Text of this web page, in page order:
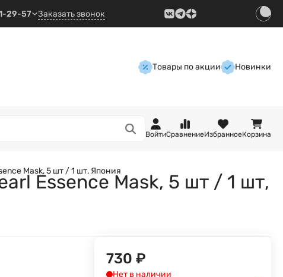
29-57 Заказать звонок
Товары по акции Новинки
ВойтиСравнениеИзбранноеКорзина
Mask, 5 шт / 1 шт, Япония
Essence Mask, 5 шт / 1 шт,
730 ₽
Нет в наличии